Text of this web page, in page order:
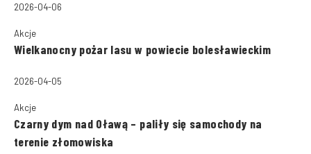
2026-04-06
Akcje
Wielkanocny pożar lasu w powiecie bolesławieckim
2026-04-05
Akcje
Czarny dym nad Oławą – paliły się samochody na
terenie złomowiska